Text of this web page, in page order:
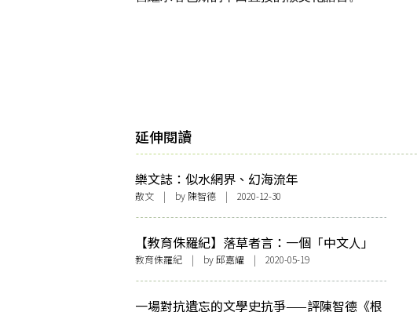
延伸閱讀
樂文誌：似水網界、幻海流年
散文 | by 陳智德 | 2020-12-30
【教育侏羅紀】落草者言：一個「中文人」
對香港中文教育的幾點反思（下）
教育侏羅紀 | by 邱嘉耀 | 2020-05-19
一場對抗遺忘的文學史抗爭——評陳智德《根